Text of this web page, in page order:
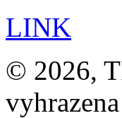
LINK
© 2026,
vyhrazena